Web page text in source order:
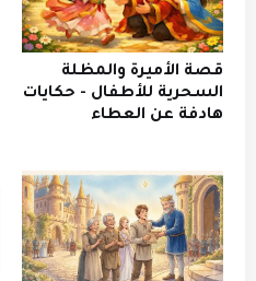
قصة الأميرة والمظلة
السحرية للأطفال - حكايات
هادفة عن العطاء